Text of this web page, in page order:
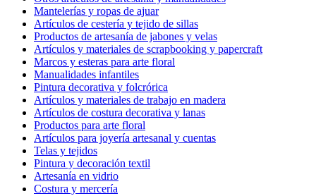
Mantelerías y ropas de ajuar
Artículos de cestería y tejido de sillas
Productos de artesanía de jabones y velas
Artículos y materiales de scrapbooking y papercraft
Marcos y esteras para arte floral
Manualidades infantiles
Pintura decorativa y folcrórica
Artículos y materiales de trabajo en madera
Artículos de costura decorativa y lanas
Productos para arte floral
Artículos para joyería artesanal y cuentas
Telas y tejidos
Pintura y decoración textil
Artesanía en vidrio
Costura y mercería